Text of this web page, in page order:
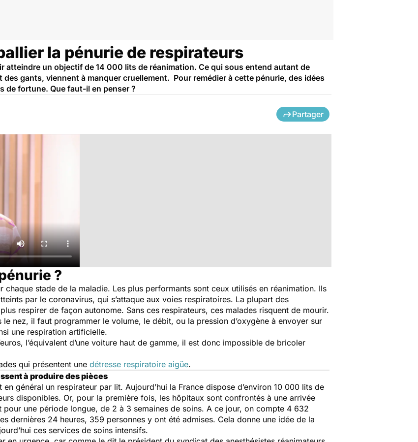
la pénurie de respirateurs
atteindre un objectif de 14 000 lits de réanimation. Ce qui sous entend autant de
des gants, viennent à manquer cruellement. Pour remédier à cette pénurie, des idées
de fortune. Que faut-il en penser ?
Partager
?
chaque stade de la maladie. Les plus performants sont ceux utilisés en réanimation. Ils
par le coronavirus, qui s’attaque aux voies respiratoires. La plupart des
respirer de façon autonome. Sans ces respirateurs, ces malades risquent de mourir.
nez, il faut programmer le volume, le débit, ou la pression d’oxygène à envoyer sur
une respiration artificielle.
l’équivalent d’une voiture haut de gamme, il est donc impossible de bricoler
qui présentent une détresse respiratoire aigüe.
à produire des pièces
général un respirateur par lit. Aujourd’hui la France dispose d’environ 10 000 lits de
disponibles. Or, pour la première fois, les hôpitaux sont confrontés à une arrivée
pour une période longue, de 2 à 3 semaines de soins. A ce jour, on compte 4 632
dernières 24 heures, 359 personnes y ont été admises. Cela donne une idée de la
ces services de soins intensifs.